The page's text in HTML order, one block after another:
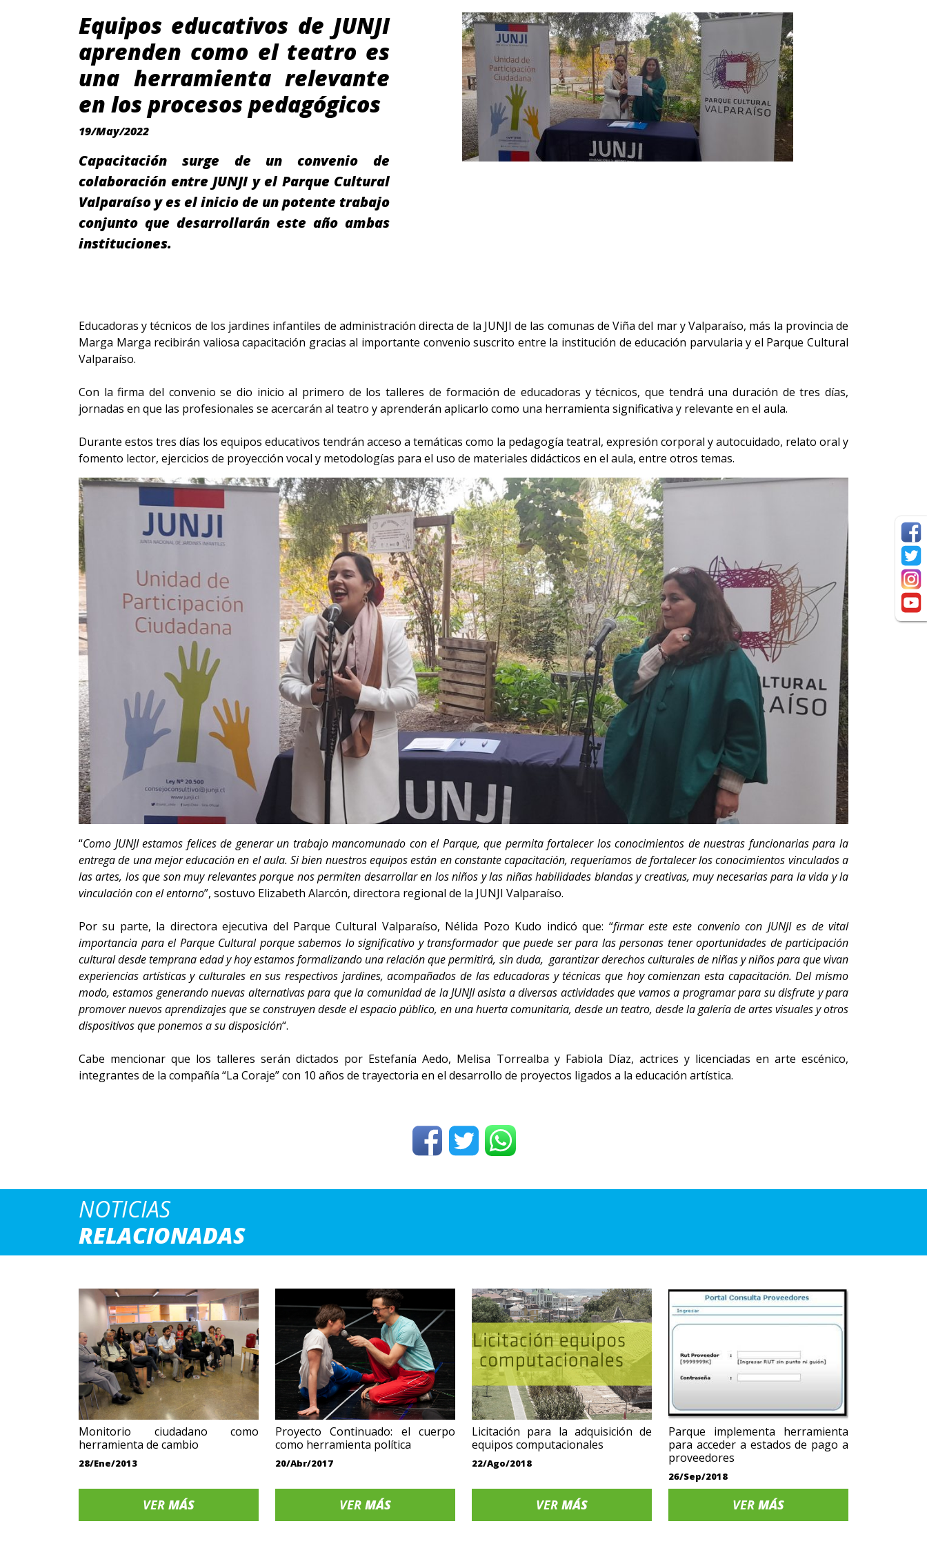
Equipos educativos de JUNJI
aprenden como el teatro es
una herramienta relevante
en los procesos pedagógicos
19/May/2022
Capacitación surge de un convenio de
colaboración entre JUNJI y el Parque Cultural
Valparaíso y es el inicio de un potente trabajo
conjunto que desarrollarán este año ambas
instituciones.
Educadoras y técnicos de los jardines infantiles de administración directa de la JUNJI de las comunas de Viña del mar y Valparaíso, más la provincia de
Marga Marga recibirán valiosa capacitación gracias al importante convenio suscrito entre la institución de educación parvularia y el Parque Cultural
Valparaíso.
Con la firma del convenio se dio inicio al primero de los talleres de formación de educadoras y técnicos, que tendrá una duración de tres días,
jornadas en que las profesionales se acercarán al teatro y aprenderán aplicarlo como una herramienta significativa y relevante en el aula.
Durante estos tres días los equipos educativos tendrán acceso a temáticas como la pedagogía teatral, expresión corporal y autocuidado, relato oral y
fomento lector, ejercicios de proyección vocal y metodologías para el uso de materiales didácticos en el aula, entre otros temas.
“Como JUNJI estamos felices de generar un trabajo mancomunado con el Parque, que permita fortalecer los conocimientos de nuestras funcionarias para la
entrega de una mejor educación en el aula. Si bien nuestros equipos están en constante capacitación, requeríamos de fortalecer los conocimientos vinculados a
las artes, los que son muy relevantes porque nos permiten desarrollar en los niños y las niñas habilidades blandas y creativas, muy necesarias para la vida y la
vinculación con el entorno”, sostuvo Elizabeth Alarcón, directora regional de la JUNJI Valparaíso.
Por su parte, la directora ejecutiva del Parque Cultural Valparaíso, Nélida Pozo Kudo indicó que: “firmar este este convenio con JUNJI es de vital
importancia para el Parque Cultural porque sabemos lo significativo y transformador que puede ser para las personas tener oportunidades de participación
cultural desde temprana edad y hoy estamos formalizando una relación que permitirá, sin duda, garantizar derechos culturales de niñas y niños para que vivan
experiencias artísticas y culturales en sus respectivos jardines, acompañados de las educadoras y técnicas que hoy comienzan esta capacitación. Del mismo
modo, estamos generando nuevas alternativas para que la comunidad de la JUNJI asista a diversas actividades que vamos a programar para su disfrute y para
promover nuevos aprendizajes que seconstruyen desde el espacio público, en una huerta comunitaria, desde un teatro, desde la galería de artes visuales y otros
dispositivos que ponemos a su disposición“.
Cabe mencionar que los talleres serán dictados por Estefanía Aedo, Melisa Torrealba y Fabiola Díaz, actrices y licenciadas en arte escénico,
integrantes de la compañía “La Coraje” con 10 años de trayectoria en el desarrollo de proyectos ligados a la educación artística.
NOTICIAS
RELACIONADAS
Monitorio ciudadano como
herramienta de cambio
28/Ene/2013
VER MÁS
Proyecto Continuado: el cuerpo
como herramienta política
20/Abr/2017
VER MÁS
Licitación para la adquisición de
equipos computacionales
22/Ago/2018
VER MÁS
Parque implementa herramienta
para acceder a estados de pago a
proveedores
26/Sep/2018
VER MÁS